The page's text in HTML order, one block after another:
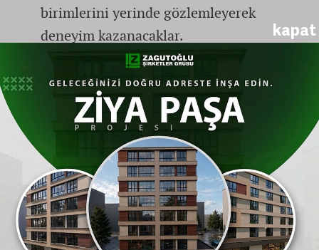
kapat
birimlerini yerinde gözlemleyerek
deneyim kazanacaklar.
Mesleki Etik ve Teknik Beceri Bir Arada
İş birliğinin temel hedefi, öğrencilerin
derslerde öğrendikleri teorik bilgileri pratik
vakalar üzerinde test etmelerini sağlamak.
Bunun yanı sıra, avukatlık mesleğinin etik
değerlerini, teknik yazım kurallarını ve
duruşma salonu disiplinini mesleğin